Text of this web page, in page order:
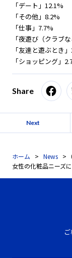
「デート」12.1%
「その他」8.2%
「仕事」7.7%
「夜遊び（クラブ
「友達と遊ぶとき
「ショッピング」
Share
Next
ホーム News
女性の化粧品ニーズ